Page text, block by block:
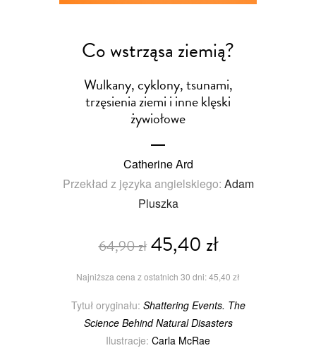
Co wstrząsa ziemią?
Wulkany, cyklony, tsunami,
trzęsienia ziemi i inne klęski
żywiołowe
Catherine Ard
Przekład z języka angielskiego: Adam
Pluszka
64,90 zł45,40 zł
Najniższa cena z ostatnich 30 dni: 45,40 zł
Tytuł oryginału: Shattering Events. The
Science Behind Natural Disasters
Ilustracje: Carla McRae